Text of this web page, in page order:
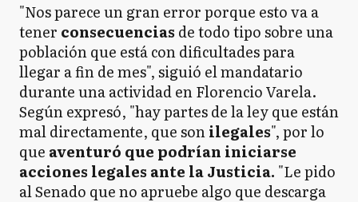
"Nos parece un gran error porque esto va a
tener consecuencias de todo tipo sobre una
población que está con dificultades para
llegar a fin de mes", siguió el mandatario
durante una actividad en Florencio Varela.
Según expresó, "hay partes de la ley que están
mal directamente, que sonilegales", por lo
que aventuró que podrían iniciarse
acciones legales ante la Justicia. "Le pido
al Senado que no apruebe algo que descarga